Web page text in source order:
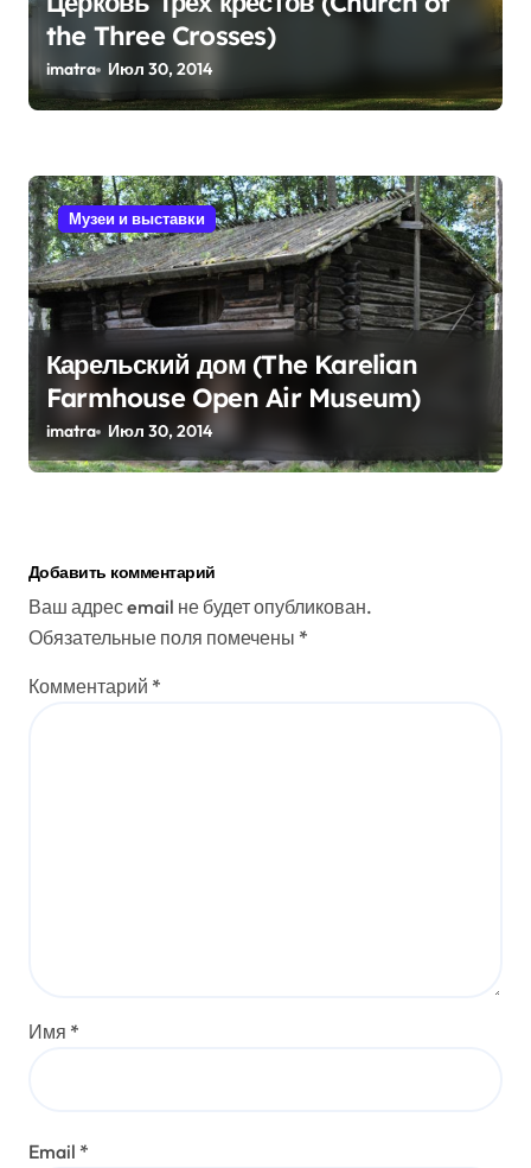
the Three Crosses)
imatra Июл 30, 2014
Музеи и выставки
Карельский дом (The Karelian
Farmhouse Open Air Museum)
imatra Июл 30, 2014
Добавить комментарий
Ваш адрес email не будет опубликован.
Обязательные поля помечены *
Комментарий *
Имя *
Email *